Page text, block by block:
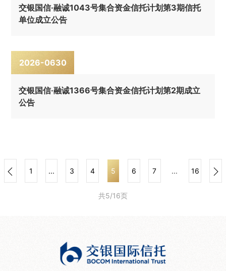
交银国信·融诚1043号集合资金信托计划第3期信托
单位成立公告
30
2026-06
交银国信·融诚1366号集合资金信托计划第2期成立
公告
1 ... 3 4 5 6 7 ... 16
共5/16页